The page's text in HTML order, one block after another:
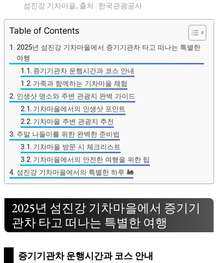
섬진강 기차마을, 출처 : 한국관광공사
Table of Contents
2025년 섬진강 기차마을에서 증기기관차 타고 떠나는 특별한
여행
증기기관차 운행시간과 코스 안내
가족과 함께하는 기차마을 체험
인생샷 명소와 주변 관광지 완벽 가이드
기차마을에서의 인생샷 포인트
기차마을 주변 관광지 추천
주말 나들이를 위한 완벽한 준비법
기차마을 방문 시 체크리스트
기차마을에서의 안전한 여행을 위한 팁
섬진강 기차마을에서의 특별한 하루 🚂
2025년 섬진강 기차마을에서 증기기
관차 타고 떠나는 특별한 여행
증기기관차 운행시간과 코스 안내